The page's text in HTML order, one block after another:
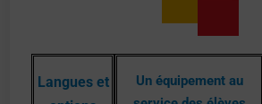
Langues et
Un équipement au